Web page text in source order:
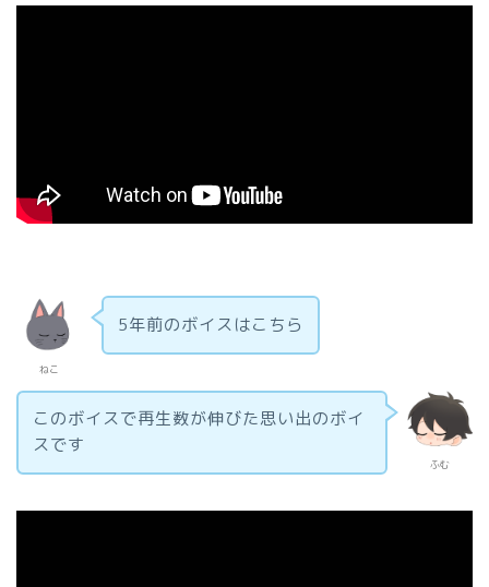
ねこ
5年前のボイスはこちら
ふむ
このボイスで再生数が伸びた思い出のボイ
スです